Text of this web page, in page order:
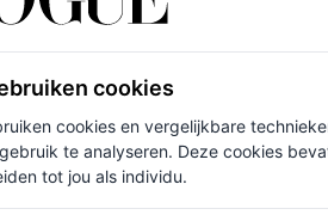
Beste Productiedesign, Beste
betaling).
cookies
cookies en vergelijkbare
te analyseren. Deze cookies
tot jou als individu.